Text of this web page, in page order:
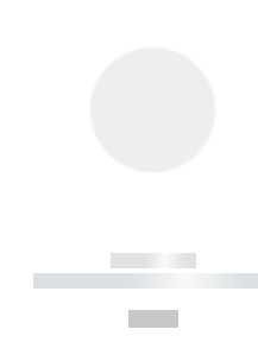
------------
----------- -----------